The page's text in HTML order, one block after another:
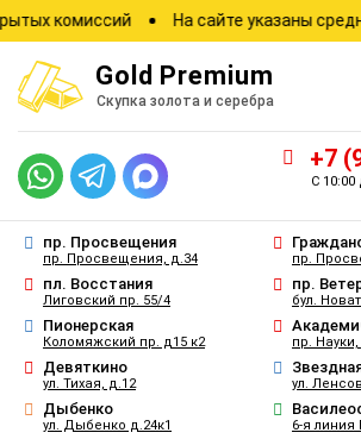
комиссий На сайте указаны средние
Gold Premium
Скупка золота и серебра
пр. Просвещения
пр. Просвещения, д.34 пр.
пл. Восстания
Лиговский пр. 55/4
пр.
бул.
Пионерская
Коломяжский пр. д15 к2 пр.
Девяткино
ул. Тихая, д.12 ул.
Дыбенко
ул. Дыбенко д.24к1 6-я линия
+7
С 10:00